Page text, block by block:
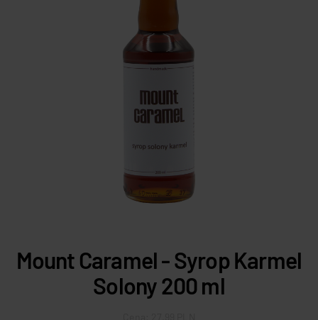
Mount Caramel - Syrop Karmel
Solony 200 ml